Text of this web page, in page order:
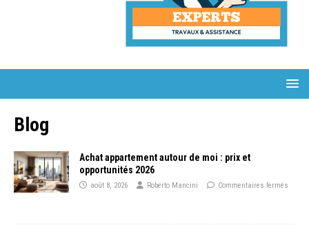
Blog
Achat appartement autour de moi : prix et
opportunités 2026
août 8, 2026 Roberto Mancini Commentaires fermés